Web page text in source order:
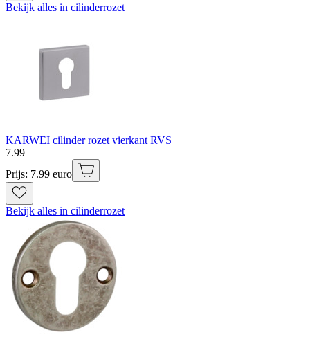
Bekijk alles in cilinderrozet
KARWEI cilinder rozet vierkant RVS
7.99
Prijs: 7.99 euro
Bekijk alles in cilinderrozet